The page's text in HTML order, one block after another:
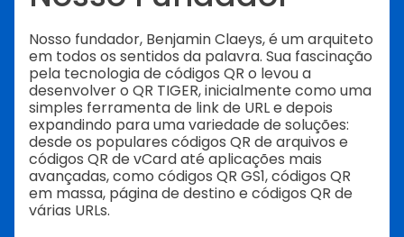
Nosso fundador, Benjamin Claeys, é um arquiteto
em todos os sentidos da palavra. Sua fascinação
pela tecnologia de códigos QR o levou a
desenvolver o QR TIGER, inicialmente como uma
simples ferramenta de link de URL e depois
expandindo para uma variedade de soluções:
desde os populares códigos QR de arquivos e
códigos QR de vCard até aplicações mais
avançadas, como códigos QR GS1, códigos QR
em massa, página de destino e códigos QR de
várias URLs.